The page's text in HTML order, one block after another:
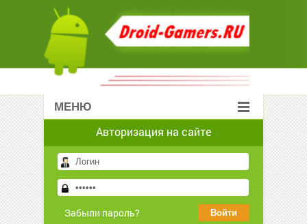
МЕНЮ
Авторизация на сайте
Забыли пароль?